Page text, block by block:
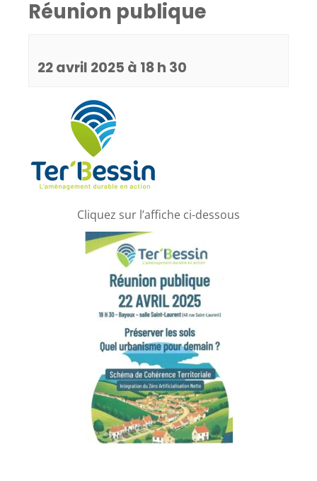
Réunion publique
22 avril 2025 à 18 h 30
Cliquez sur l’affiche ci-dessous